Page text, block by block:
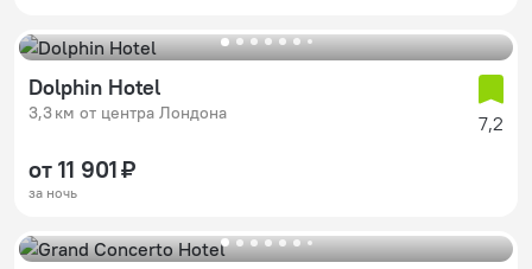
Dolphin Hotel
3,3 км от центра Лондона 7,2
от 11 901 ₽
за ночь